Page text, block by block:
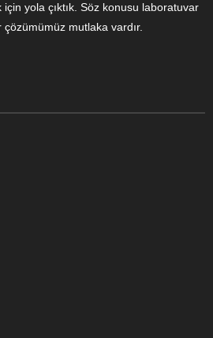
yola çıktık. Söz konusu laboratuvar
mutlaka vardır.